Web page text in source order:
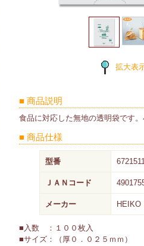
拡大表
■ 商品説明
食品に対応した無地の透明袋です
■ 商品仕様
型番
ＪＡＮコード
メーカー HEIKO
■入数 ：１００枚入
■サイズ：（厚０．０２５ｍｍ）